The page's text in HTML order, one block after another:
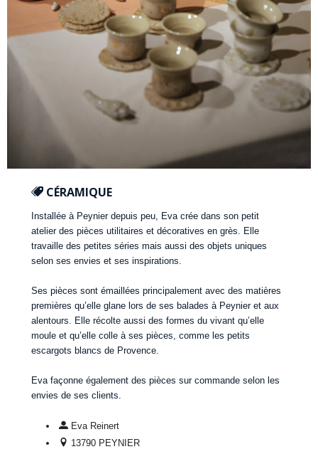
CÉRAMIQUE
Installée à Peynier depuis peu, Eva crée dans son petit
atelier des pièces utilitaires et décoratives en grès. Elle
travaille des petites séries mais aussi des objets uniques
selon ses envies et ses inspirations.
Ses pièces sont émaillées principalement avec des matières
premières qu’elle glane lors de ses balades à Peynier et aux
alentours. Elle récolte aussi des formes du vivant qu’elle
moule et qu’elle colle à ses pièces, comme les petits
escargots blancs de Provence.
Eva façonne également des pièces sur commande selon les
envies de ses clients.
Eva Reinert
13790 PEYNIER